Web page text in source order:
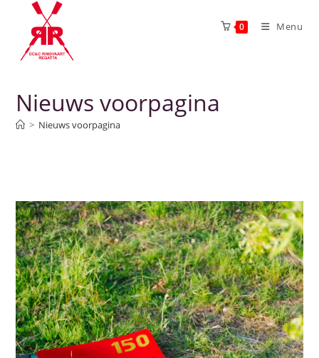
0 Menu
Nieuws voorpagina
> Nieuws voorpagina